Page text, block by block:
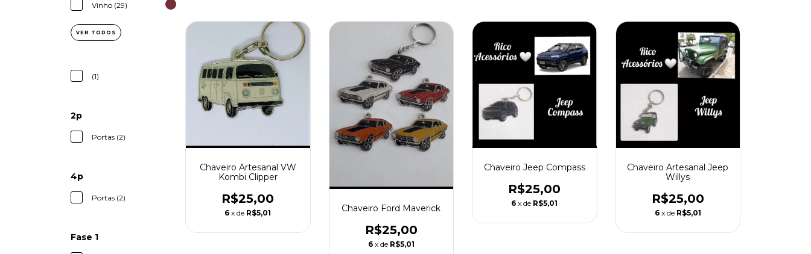
Vinho (29)
VER TODOS
(1)
2p
Portas (2)
4p
Portas (2)
Fase 1
Chaveiro Artesanal VW
Kombi Clipper
R$25,00
6 x de R$5,01 Chaveiro Ford Maverick
R$25,00
6 x de R$5,01
Chaveiro Jeep Compass
R$25,00
6 x de R$5,01
Chaveiro Artesanal Jeep
Willys
R$25,00
6 x de R$5,01